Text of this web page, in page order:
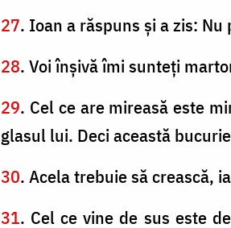
27. Ioan a răspuns şi a zis:
28. Voi înşivă îmi sunteţi
29. Cel ce are mireasă este
glasul lui. Deci această
30. Acela trebuie să crească,
31. Cel ce vine de sus este